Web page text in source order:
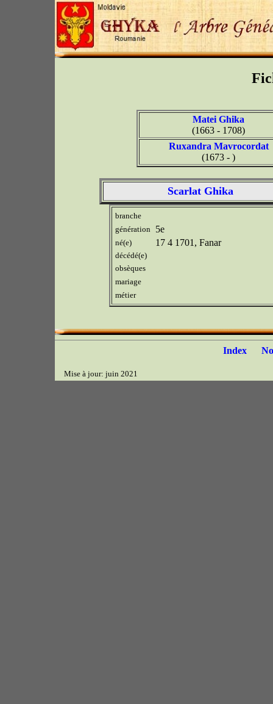
Matei Ghika
(1663 - 1708)
Ruxandra Mavrocordat
(1673 - )
Scarlat Ghika
branche
génération
5e
né(e) 17 4 1701, Fanar
décédé(e)
obsèques
mariage
métier
Index
Mise à jour: juin 2021